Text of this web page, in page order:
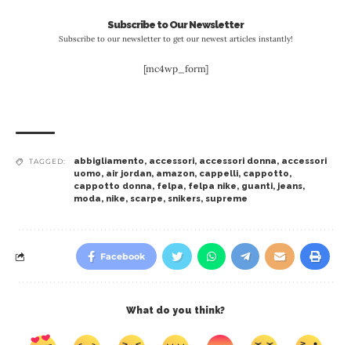
Subscribe to Our Newsletter
Subscribe to our newsletter to get our newest articles instantly!
[mc4wp_form]
TAGGED: abbigliamento, accessori, accessori donna, accessori
uomo, air jordan, amazon, cappelli, cappotto,
cappotto donna, felpa, felpa nike, guanti, jeans,
moda, nike, scarpe, snikers, supreme
Facebook
What do you think?